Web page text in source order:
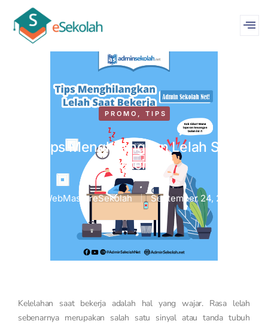
PROMO , TIPS
#Tips Menghilangkan Lelah Saat
Bekerja
WebMastereSekolah September 24, 2020
Kelelahan saat bekerja adalah hal yang wajar. Rasa lelah
sebenarnya merupakan salah satu sinyal atau tanda tubuh